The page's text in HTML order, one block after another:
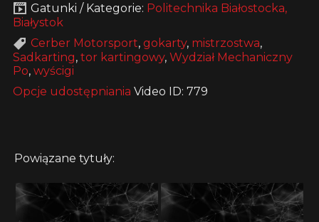
Gatunki / Kategorie: Politechnika Białostocka,
Białystok
Cerber Motorsport, gokarty, mistrzostwa,
Sadkarting, tor kartingowy, Wydział Mechaniczny
Po, wyścigi
Opcje udostępniania Video ID: 779
Powiązane tytuły: